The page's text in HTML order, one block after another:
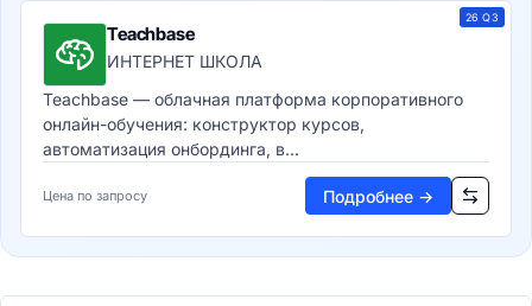
eDiscovery системы
Управление сайтом (CMS)
CMS-системы
Headless CMS
Конструкторы сайтов
Обработка документов
Генерация документов
OCR системы
26 Q3
Teachbase
ИНТЕРНЕТ ШКОЛА
Teachbase — облачная платформа корпоративного
онлайн-обучения: конструктор курсов,
автоматизация онбординга, в...
Цена по запросу Подробнее →